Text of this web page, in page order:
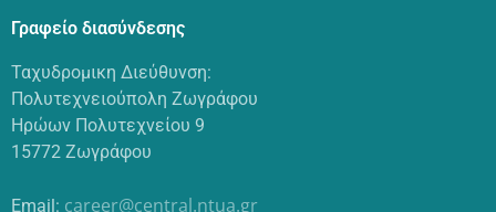
Γραφείο διασύνδεσης
Ταχυδρομικη Διεύθυνση:
Πολυτεχνειούπολη Ζωγράφου
Ηρώων Πολυτεχνείου 9
15772 Ζωγράφου
Email: career@central.ntua.gr